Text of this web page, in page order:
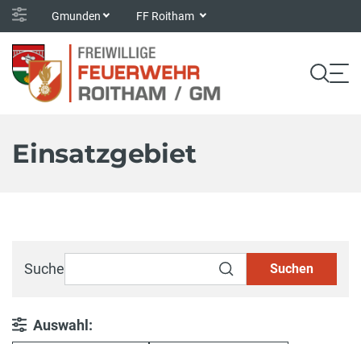
Gmunden FF Roitham
Einsatzgebiet
Suche Suchen
Auswahl: